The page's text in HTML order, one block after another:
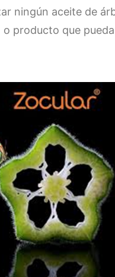
ningún aceite de
o producto que